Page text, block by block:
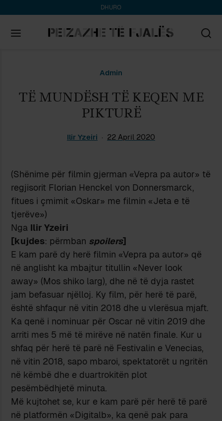
DHURO
Admin
TË MUNDËSH TË KEQEN ME
PIKTURË
Ilir Yzeiri 22 April 2020
(Shënime për filmin gjerman «Vepra pa autor» të
regjisorit Florian Henckel von Donnersmarck,
fitues i çmimit «Oskar» me filmin «Jeta e të
tjerëve»)
Nga Ilir Yzeiri
[kujdes: përmban spoilers]
E kam parë dy herë filmin «Vepra pa autor» që
në anglisht ka mbajtur titullin «Never look
away» (Mos shiko larg), dhe në të dyja rastet
jam befasuar njëlloj. Ky film, për herë të parë,
është shfaqur në vitin 2018 dhe u vlerësua mjaft.
Ka qenë i nominuar për Oscar në vitin 2019 dhe
arriti mes 5 më të mirëve në natën finale. Kur u
shfaq për herë të parë në Festivalin e Venecias,
në vitin 2018, sapo mbaroi, spektatorët u ngritën
në këmbë dhe e duartrokitën plot
pesëmbëdhjetë minuta.
Më kujtohet se, kur e kam parë për herë të parë
në platformën «Digitalb», ka qenë pak para